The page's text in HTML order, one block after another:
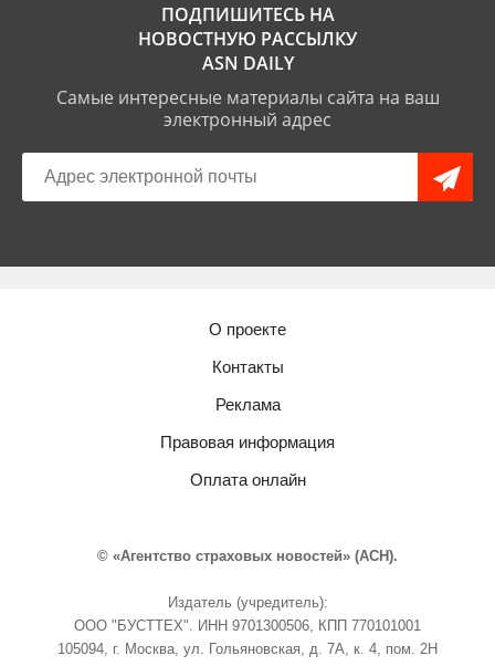
ПОДПИШИТЕСЬ НА
НОВОСТНУЮ РАССЫЛКУ
ASN DAILY
Самые интересные материалы сайта на ваш
электронный адрес
О проекте
Контакты
Реклама
Правовая информация
Оплата онлайн
© «Агентство страховых новостей» (АСН).
Издатель (учредитель):
ООО "БУСТТЕХ". ИНН 9701300506, КПП 770101001
105094, г. Москва, ул. Гольяновская, д. 7А, к. 4, пом. 2Н